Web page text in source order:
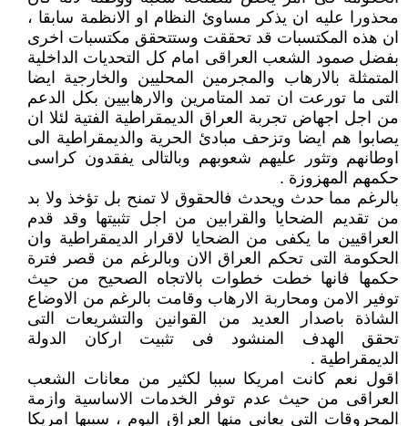
محذورا عليه ان يذكر مساوئ النظام او الانظمة سابقا ،
ان هذه المكتسبات قد تحققت وستتحقق مكتسبات اخرى
بفضل صمود الشعب العراقى امام كل التحديات الداخلية
المتمثلة بالارهاب والمجرمين المحليين والخارجية ايضا
التى ما تورعت ان تمد المتامرين والارهابيين بكل الدعم
من اجل اجهاض تجربة العراق الديمقراطية الفتية لئلا ان
يصابوا هم ايضا وتزحف مبادئ الحرية والديمقراطية الى
اوطانهم وتثور عليهم شعوبهم وبالتالى يفقدون كراسى
حكمهم المهزوزة .
بالرغم مما حدث ويحدث فالحقوق لا تمنح بل تؤخذ ولا بد
من تقديم الضحايا والقرابين من اجل تثبيتها وقد قدم
العراقيين ما يكفى من الضحايا لاقرار الديمقراطية وان
الحكومة التى تحكم العراق الان وبالرغم من قصر فترة
حكمها فانها خطت خطوات بالاتجاه الصحيح من حيث
توفير الامن ومحاربة الارهاب وقامت بالرغم من الاوضاع
الشاذة باصدار العديد من القوانين والتشريعات التى
تحقق الهدف المنشود فى تثبيت اركان الدولة
الديمقراطية .
اقول نعم كانت امريكا سببا لكثير من معانات الشعب
العراقى من حيث عدم توفر الخدمات الاساسية وازمة
المحروقات التى يعانى منها العراق اليوم ، سببها امريكا